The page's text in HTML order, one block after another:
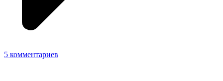
5 комментариев